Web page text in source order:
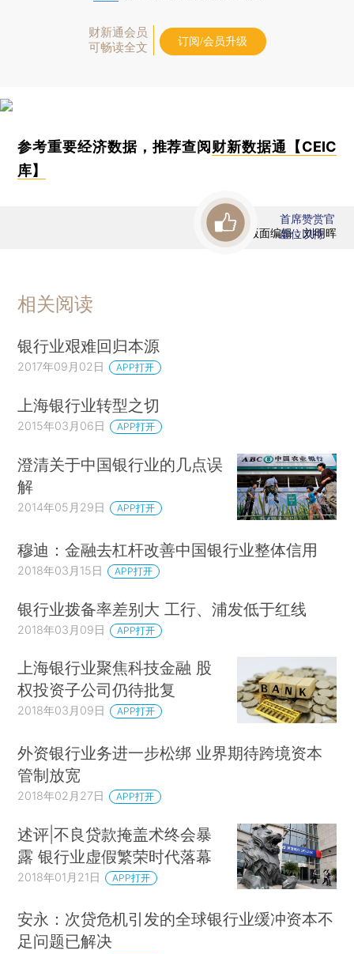
财新通会员
可畅读全文
订阅/会员升级
参考重要经济数据，推荐查阅财新数据通【CEIC
库】
版面编辑：刘明晖
首席赞赏官
虚位以待
相关阅读
银行业艰难回归本源
2017年09月02日 APP打开
上海银行业转型之切
2015年03月06日 APP打开
澄清关于中国银行业的几点误
解
2014年05月29日 APP打开
穆迪：金融去杠杆改善中国银行业整体信用
2018年03月15日 APP打开
银行业拨备率差别大 工行、浦发低于红线
2018年03月09日 APP打开
上海银行业聚焦科技金融 股
权投资子公司仍待批复
2018年03月09日 APP打开
外资银行业务进一步松绑 业界期待跨境资本
管制放宽
2018年02月27日 APP打开
述评|不良贷款掩盖术终会暴
露 银行业虚假繁荣时代落幕
2018年01月21日 APP打开
安永：次贷危机引发的全球银行业缓冲资本不
足问题已解决